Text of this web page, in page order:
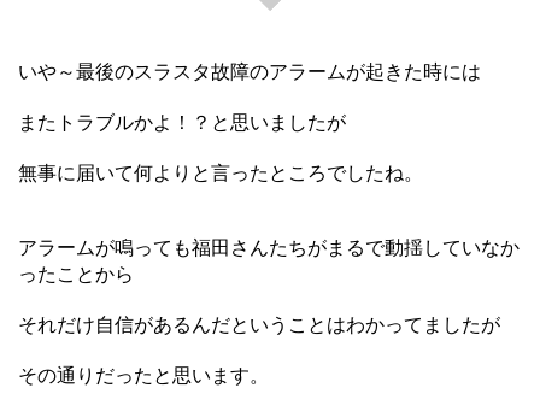
いや～最後のスラスタ故障のアラームが起きた時には
またトラブルかよ！？と思いましたが
無事に届いて何よりと言ったところでしたね。
アラームが鳴っても福田さんたちがまるで動揺していなか
ったことから
それだけ自信があるんだということはわかってましたが
その通りだったと思います。